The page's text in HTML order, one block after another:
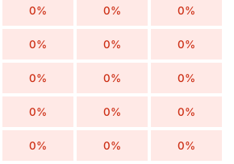
0% 0% 0%
0% 0% 0%
0% 0% 0%
0% 0% 0%
0% 0% 0%